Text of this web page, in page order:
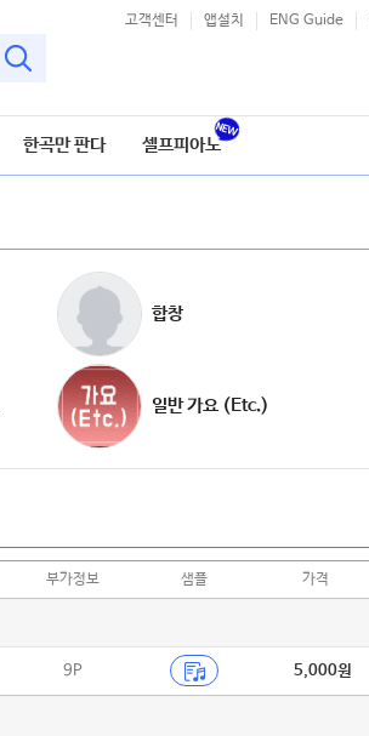
고객센터 앱설치 ENG Guide
한곡만 판다 셀프피아노
합창
일반 가요 (Etc.)
부가정보 샘플 가격
9P 5,000원